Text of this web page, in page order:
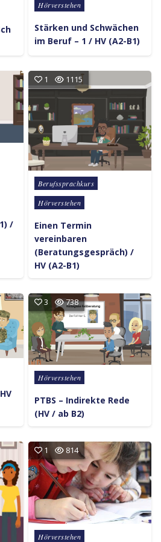
Hörverstehen
Stärken und Schwächen
im Beruf – 1 / HV (A2-B1)
/
1 1115
Posted in
Berufssprachkurs
Hörverstehen
Einen Termin
vereinbaren
(Beratungsgespräch) /
HV (A2-B1)
3 738
Posted in
Hörverstehen
PTBS – Indirekte Rede
(HV / ab B2)
1 814
Posted in
Hörverstehen